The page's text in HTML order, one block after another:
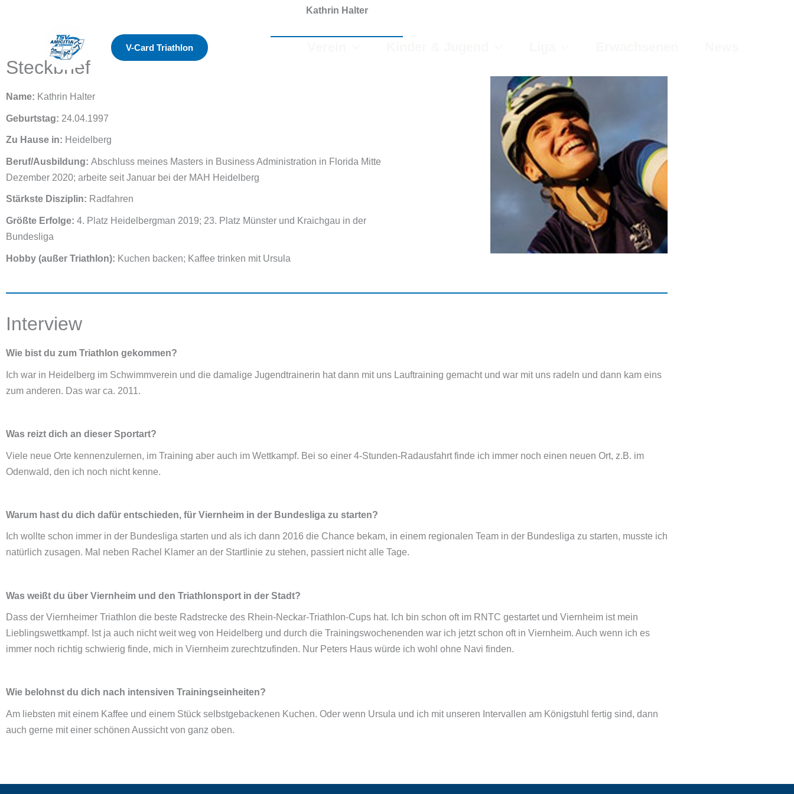
V-Card Triathlon
Kathrin Halter
Steckbrief
Name: Kathrin Halter
Geburtstag: 24.04.1997
Zu Hause in: Heidelberg
Beruf/Ausbildung: Abschluss meines Masters in Business Administration in Florida Mitte
Dezember 2020; arbeite seit Januar bei der MAH Heidelberg
Stärkste Disziplin: Radfahren
Größte Erfolge: 4. Platz Heidelbergman 2019; 23. Platz Münster und Kraichgau in der
Bundesliga
Hobby (außer Triathlon): Kuchen backen; Kaffee trinken mit Ursula
Interview
Wie bist du zum Triathlon gekommen?
Ich war in Heidelberg im Schwimmverein und die damalige Jugendtrainerin hat dann mit uns Lauftraining gemacht und war mit uns radeln und dann kam eins
zum anderen. Das war ca. 2011.
Was reizt dich an dieser Sportart?
Viele neue Orte kennenzulernen, im Training aber auch im Wettkampf. Bei so einer 4-Stunden-Radausfahrt finde ich immer noch einen neuen Ort, z.B. im
Odenwald, den ich noch nicht kenne.
Warum hast du dich dafür entschieden, für Viernheim in der Bundesliga zu starten?
Ich wollte schon immer in der Bundesliga starten und als ich dann 2016 die Chance bekam, in einem regionalen Team in der Bundesliga zu starten, musste ich
natürlich zusagen. Mal neben Rachel Klamer an der Startlinie zu stehen, passiert nicht alle Tage.
Was weißt du über Viernheim und den Triathlonsport in der Stadt?
Dass der Viernheimer Triathlon die beste Radstrecke des Rhein-Neckar-Triathlon-Cups hat. Ich bin schon oft im RNTC gestartet und Viernheim ist mein
Lieblingswettkampf. Ist ja auch nicht weit weg von Heidelberg und durch die Trainingswochenenden war ich jetzt schon oft in Viernheim. Auch wenn ich es
immer noch richtig schwierig finde, mich in Viernheim zurechtzufinden. Nur Peters Haus würde ich wohl ohne Navi finden.
Wie belohnst du dich nach intensiven Trainingseinheiten?
Am liebsten mit einem Kaffee und einem Stück selbstgebackenen Kuchen. Oder wenn Ursula und ich mit unseren Intervallen am Königstuhl fertig sind, dann
auch gerne mit einer schönen Aussicht von ganz oben.